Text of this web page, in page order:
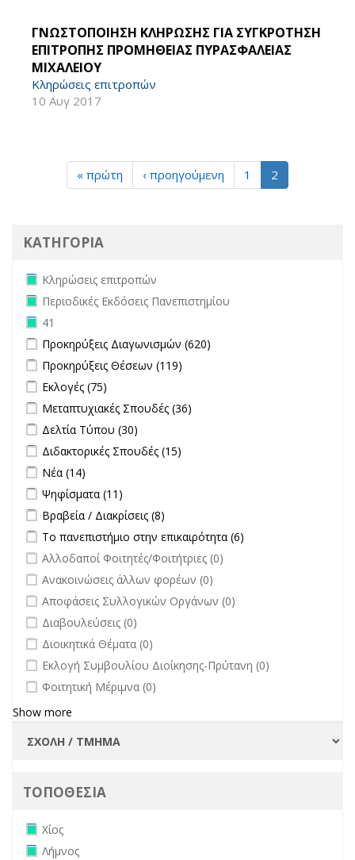
ΓΝΩΣΤΟΠΟΙΗΣΗ ΚΛΗΡΩΣΗΣ ΓΙΑ ΣΥΓΚΡΟΤΗΣΗ
ΕΠΙΤΡΟΠΗΣ ΠΡΟΜΗΘΕΙΑΣ ΠΥΡΑΣΦΑΛΕΙΑΣ
ΜΙΧΑΛΕΙΟΥ
Κληρώσεις επιτροπών
10 Αυγ 2017
« πρώτη ‹ προηγούμενη 1 2
ΚΑΤΗΓΟΡΙΑ
Remove Κληρώσεις επιτροπών filter
Κληρώσεις επιτροπών
Remove Περιοδικές Εκδόσεις Πανεπιστημίου filter
Περιοδικές Εκδόσεις Πανεπιστημίου
Remove 41 filter
41
Apply Προκηρύξεις Διαγωνισμών filter
Προκηρύξεις Διαγωνισμών (620)
Apply Προκηρύξεις Θέσεων filter
Προκηρύξεις Θέσεων (119)
Apply Εκλογές filter
Εκλογές (75)
Apply Μεταπτυχιακές Σπουδές filter
Μεταπτυχιακές Σπουδές (36)
Apply Δελτία Τύπου filter
Δελτία Τύπου (30)
Apply Διδακτορικές Σπουδές filter
Διδακτορικές Σπουδές (15)
Apply Νέα filter
Νέα (14)
Apply Ψηφίσματα filter
Ψηφίσματα (11)
Apply Βραβεία / Διακρίσεις filter
Βραβεία / Διακρίσεις (8)
Apply Το πανεπιστήμιο στην επικαιρότητα filter
Το πανεπιστήμιο στην επικαιρότητα (6)
undefined
Αλλοδαποί Φοιτητές/Φοιτήτριες (0)
undefined
Ανακοινώσεις άλλων φορέων (0)
undefined
Αποφάσεις Συλλογικών Οργάνων (0)
undefined
Διαβουλεύσεις (0)
undefined
Διοικητικά Θέματα (0)
undefined
Εκλογή Συμβουλίου Διοίκησης-Πρύτανη (0)
undefined
Φοιτητική Μέριμνα (0)
Show more
ΤΟΠΟΘΕΣΙΑ
Remove Χίος filter
Χίος
Remove Λήμνος filter
Λήμνος